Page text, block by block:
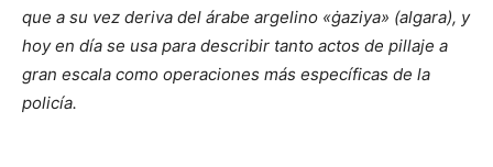
que a su vez deriva del árabe argelino «ġaziya» (algara), y
hoy en día se usa para describir tanto actos de pillaje a
gran escala como operaciones más específicas de la
policía.